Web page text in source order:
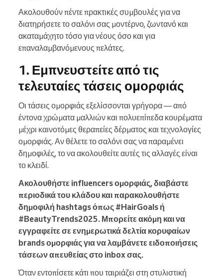
Ακολουθούν πέντε πρακτικές συμβουλές για να
διατηρήσετε το σαλόνι σας μοντέρνο, ζωντανό και
ακαταμάχητο τόσο για νέους όσο και για
επαναλαμβανόμενους πελάτες.
1. Εμπνευστείτε από τις
τελευταίες τάσεις ομορφιάς
Οι τάσεις ομορφιάς εξελίσσονται γρήγορα — από
έντονα χρώματα μαλλιών και πολυεπίπεδα κουρέματα
μέχρι καινοτόμες θεραπείες δέρματος και τεχνολογίες
ομορφιάς. Αν θέλετε το σαλόνι σας να παραμένει
δημοφιλές, το να ακολουθείτε αυτές τις αλλαγές είναι
το κλειδί.
Ακολουθήστε influencers ομορφιάς, διαβάστε
περιοδικά του κλάδου και παρακολουθήστε
δημοφιλή hashtags όπως #HairGoals ή
#BeautyTrends2025. Μπορείτε ακόμη και να
εγγραφείτε σε ενημερωτικά δελτία κορυφαίων
brands ομορφιάς για να λαμβάνετε ειδοποιήσεις
τάσεων απευθείας στο inbox σας.
Όταν εντοπίσετε κάτι που ταιριάζει στη στυλιστική